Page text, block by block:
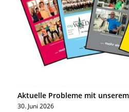
Aktuelle Probleme mit
30. Juni 2026